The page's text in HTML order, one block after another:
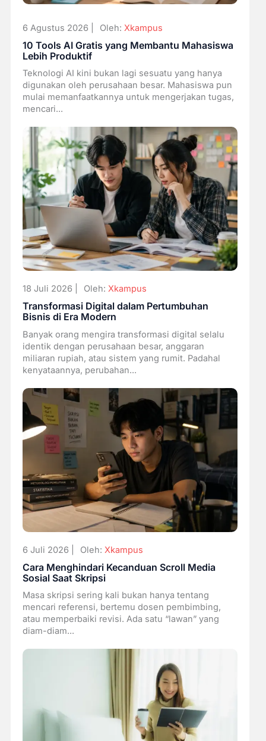
6 Agustus 2026 | Oleh: Xkampus
10 Tools AI Gratis yang Membantu Mahasiswa
Lebih Produktif
Teknologi AI kini bukan lagi sesuatu yang hanya
digunakan oleh perusahaan besar. Mahasiswa pun
mulai memanfaatkannya untuk mengerjakan tugas,
mencari...
18 Juli 2026 | Oleh: Xkampus
Transformasi Digital dalam Pertumbuhan
Bisnis di Era Modern
Banyak orang mengira transformasi digital selalu
identik dengan perusahaan besar, anggaran
miliaran rupiah, atau sistem yang rumit. Padahal
kenyataannya, perubahan...
6 Juli 2026 | Oleh: Xkampus
Cara Menghindari Kecanduan Scroll Media
Sosial Saat Skripsi
Masa skripsi sering kali bukan hanya tentang
mencari referensi, bertemu dosen pembimbing,
atau memperbaiki revisi. Ada satu “lawan” yang
diam-diam...